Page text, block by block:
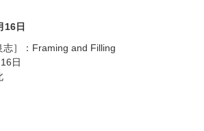
16日
志］：Framing and Filling
日